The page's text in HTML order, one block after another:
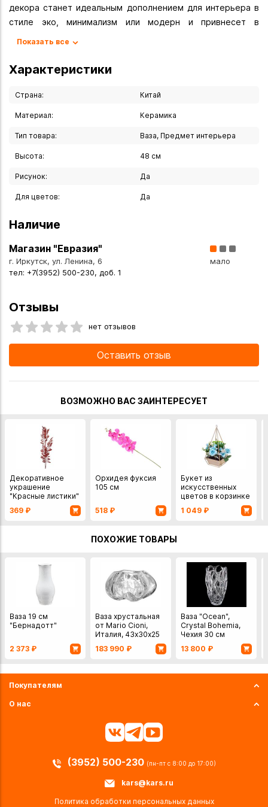
декора станет идеальным дополнением для интерьера в
стиле эко, минимализм или модерн и привнесет в
ниже магазинах в Иркутске и в Ангарске, а также сделать
Показать все
Характеристики
Страна: Китай
Материал: Керамика
Тип товара: Ваза, Предмет интерьера
Высота: 48 см
Рисунок: Да
Для цветов: Да
Наличие
Магазин "Евразия"
г. Иркутск, ул. Ленина, 6
тел: +7(3952) 500-230, доб. 1
мало
Отзывы
нет отзывов
Оставить отзыв
ВОЗМОЖНО ВАС ЗАИНТЕРЕСУЕТ
Декоративное
украшение
"Красные листики"
369 ₽
Орхидея фуксия
105 см
518 ₽
Букет из
искусственных
цветов в корзинке
1 049 ₽
ПОХОЖИЕ ТОВАРЫ
Ваза 19 см
"Бернадотт"
2 373 ₽
Ваза хрустальная
от Mario Cioni,
Италия, 43х30х25
183 990 ₽
Ваза "Ocean",
Crystal Bohemia,
Чехия 30 см
13 800 ₽
Покупателям
О нас
(3952) 500-230 (пн-пт с 8:00 до 17:00)
kars@kars.ru
Политика обработки персональных данных